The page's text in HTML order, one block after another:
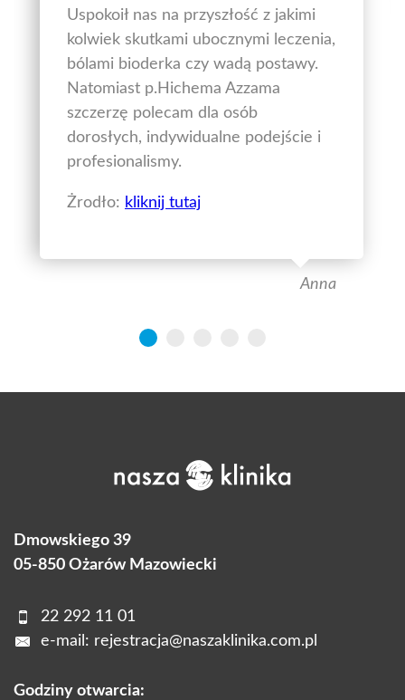
Uspokoił nas na przyszłość z jakimi
kolwiek skutkami ubocznymi leczenia,
bólami bioderka czy wadą postawy.
Natomiast p.Hichema Azzama
szczerzę polecam dla osób
dorosłych, indywidualne podejście i
profesionalismy.
Żrodło: kliknij tutaj
Anna
Dmowskiego 39
05-850 Ożarów Mazowiecki
22 292 11 01
e-mail: rejestracja@naszaklinika.com.pl
Godziny otwarcia: